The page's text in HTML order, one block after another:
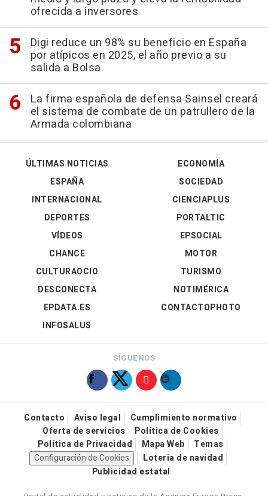
ofrecida a inversores
Digi reduce un 98% su beneficio en España
por atípicos en 2025, el año previo a su
salida a Bolsa
La firma española de defensa Sainsel creará
el sistema de combate de un patrullero de la
Armada colombiana
ÚLTIMAS NOTICIAS
ESPAÑA
INTERNACIONAL
DEPORTES
VÍDEOS
ECONOMÍA
SOCIEDAD
CIENCIAPLUS
PORTALTIC
EPSOCIAL
CHANCE
CULTURAOCIO
DESCONECTA
EPDATA.ES
INFOSALUS
MOTOR
TURISMO
NOTIMÉRICA
CONTACTOPHOTO
SÍGUENOS
Contacto Aviso legal
Cumplimiento normativo
Oferta de servicios
Política de Cookies
Política de Privacidad
Mapa Web
Temas
Configuración de Cookies
Loteria de navidad
Publicidad estatal